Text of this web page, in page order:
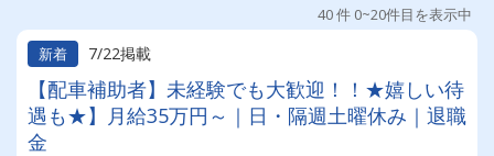
40 件 0~20件目を表示中
新着
7/22掲載
【配車補助者】未経験でも大歓迎！！★嬉しい待
遇も★】月給35万円～｜日・隔週土曜休み｜退職
金